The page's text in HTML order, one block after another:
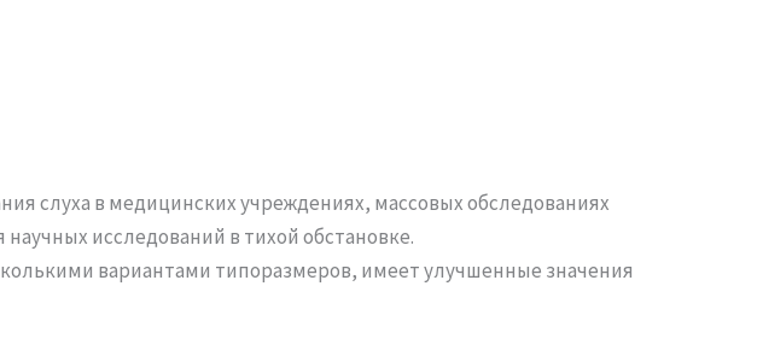
слуха в медицинских учреждениях, массовых обследованиях
исследований в тихой обстановке.
вариантами типоразмеров, имеет улучшенные значения